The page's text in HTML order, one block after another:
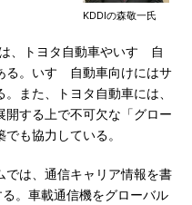
KDDIの森敬一氏
、トヨタ自動車やいすゞ自
る。いすゞ自動車向けにはサ
また、トヨタ自動車には、
開する上で不可欠な「グロー
も協力している。
は、通信キャリア情報を書
。車載通信機をグローバル